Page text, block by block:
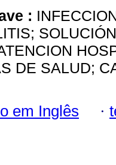
:
DE SALUD;
em Inglês ·